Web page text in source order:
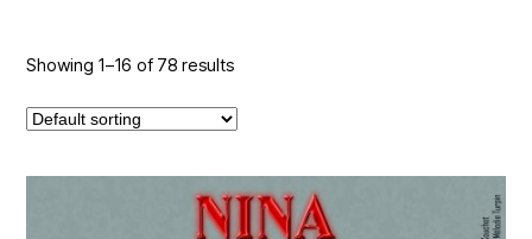
Showing 1–16 of 78 results